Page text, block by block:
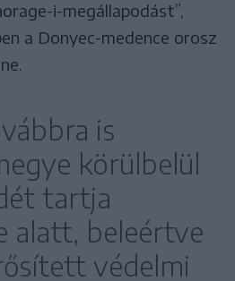
i-megállapodást”,
a Donyec-medence orosz
is
körülbelül
tartja
alatt, beleértve
védelmi